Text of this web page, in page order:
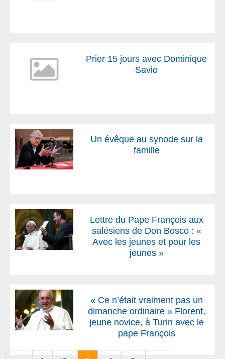
Prier 15 jours avec Dominique
Savio
Un évêque au synode sur la
famille
Lettre du Pape François aux
salésiens de Don Bosco : «
Avec les jeunes et pour les
jeunes »
« Ce n’était vraiment pas un
dimanche ordinaire » Florent,
jeune novice, à Turin avec le
pape François